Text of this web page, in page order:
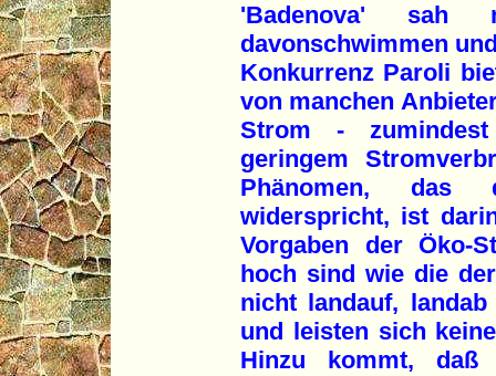
'Badenova'
davonschwimmen
Konkurrenz Paroli
von manchen
Strom -
geringem
Phänomen, das
widerspricht, ist
Vorgaben der Öko-
hoch sind wie die
nicht landauf,
und leisten sich
Hinzu kommt, daß